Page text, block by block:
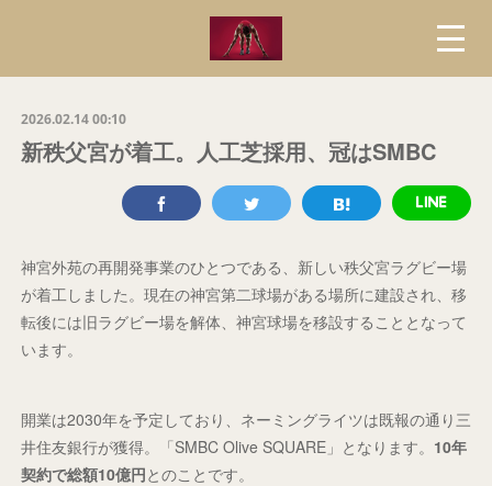
2026.02.14 00:10
新秩父宮が着工。人工芝採用、冠はSMBC
神宮外苑の再開発事業のひとつである、新しい秩父宮ラグビー場
が着工しました。現在の神宮第二球場がある場所に建設され、移
転後には旧ラグビー場を解体、神宮球場を移設することとなって
います。
開業は2030年を予定しており、ネーミングライツは既報の通り三
井住友銀行が獲得。「SMBC Olive SQUARE」となります。 10年
契約で総額10億円とのことです。